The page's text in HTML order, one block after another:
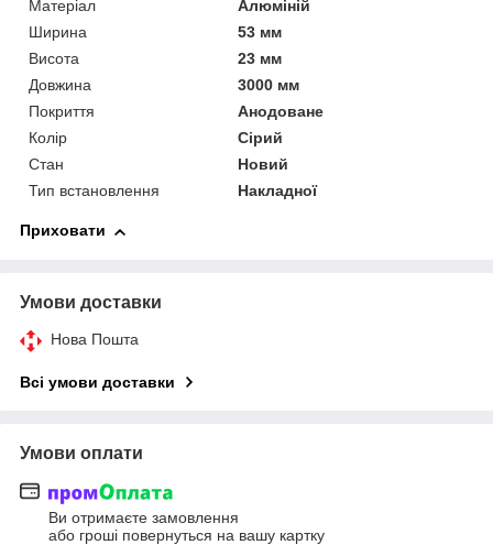
Матеріал
Алюміній
Ширина
53 мм
Висота
23 мм
Довжина
3000 мм
Покриття
Анодоване
Колір
Сірий
Стан
Новий
Тип встановлення
Накладної
Приховати
Умови доставки
Нова Пошта
Всі умови доставки
Умови оплати
Ви отримаєте замовлення
або гроші повернуться на вашу картку